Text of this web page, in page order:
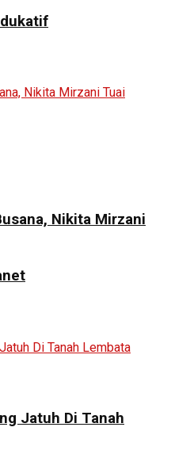
Nikita Mirzani
Jatuh Di Tanah